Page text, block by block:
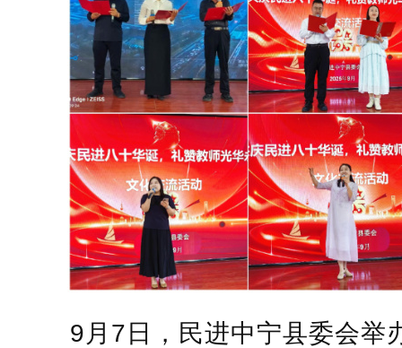
9月7日，民进中宁县委会举